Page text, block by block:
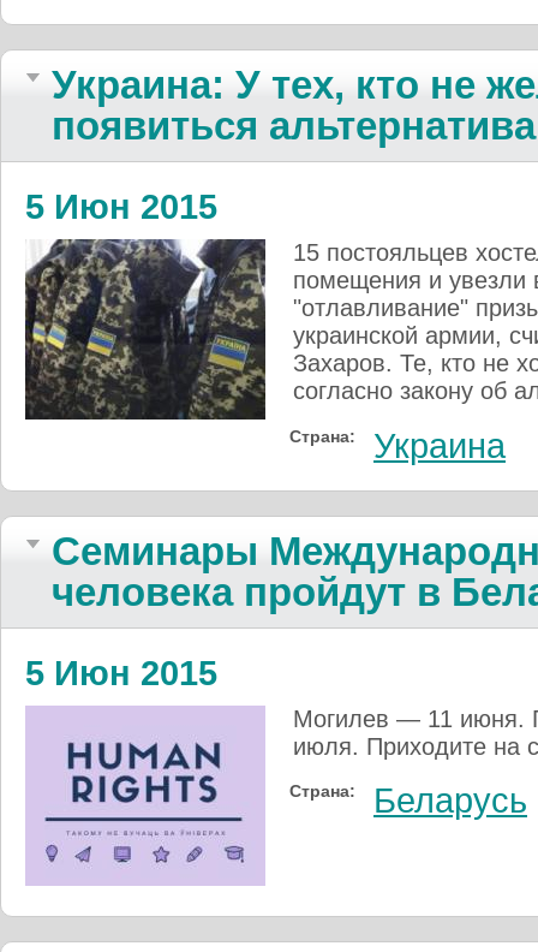
Украина: У тех, кто не
появиться альтернатива
5 Июн 2015
15 постояльцев
помещения и увезли
"отлавливание"
украинской армии,
Захаров. Те, кто не
согласно закону об
Страна: Украина
Семинары
человека пройдут в
5 Июн 2015
Могилев — 11 июня.
июля. Приходите на
Страна: Беларусь